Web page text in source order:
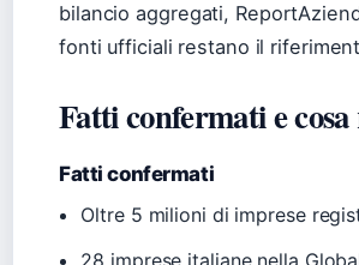
bilancio aggregati,
fonti ufficiali restano il
Fatti confermati e
Fatti confermati
Oltre 5 milioni di imprese
28 imprese italiane nella